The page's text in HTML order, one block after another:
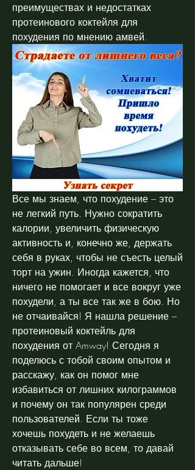
преимуществах и недостатках
протеинового коктейля для
похудения по мнению амвей.
Все мы знаем, что похудение – это
не легкий путь. Нужно сократить
калории, увеличить физическую
активность и, конечно же, держать
себя в руках, чтобы не съесть целый
торт на ужин. Иногда кажется, что
ничего не помогает и все вокруг уже
похудели, а ты все так же в бою. Но
не отчаивайся! Я нашла решение –
протеиновый коктейль для
похудения от Amway! Сегодня я
поделюсь с тобой своим опытом и
расскажу, как он помог мне
избавиться от лишних килограммов
и почему он так популярен среди
пользователей. Если ты тоже
хочешь похудеть и не желаешь
отказывать себе во всем, то давай
читать дальше!